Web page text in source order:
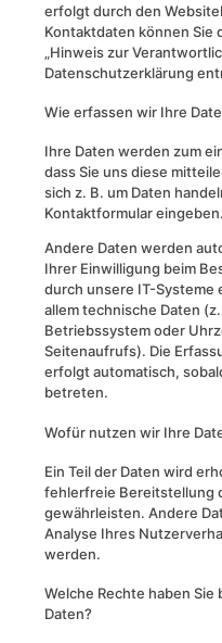
erfolgt durch den
Kontaktdaten können Sie
„Hinweis zur
Datenschutzerklärung
Wie erfassen wir Ihre
Ihre Daten werden zum
dass Sie uns diese
sich z. B. um Daten
Kontaktformular eingeben.
Andere Daten werden
Ihrer Einwilligung beim
durch unsere IT-Systeme
allem technische Daten
Betriebssystem oder
Seitenaufrufs). Die
erfolgt automatisch,
betreten.
Wofür nutzen wir Ihre
Ein Teil der Daten wird
fehlerfreie Bereitstellung
gewährleisten. Andere
Analyse Ihres
werden.
Welche Rechte haben Sie
Daten?